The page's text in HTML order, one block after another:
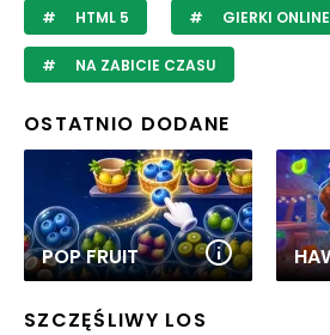
HTML 5 GIERKI ONLINE
NA ZABICIE CZASU
OSTATNIO DODANE
POP FRUIT
SZCZĘŚLIWY LOS